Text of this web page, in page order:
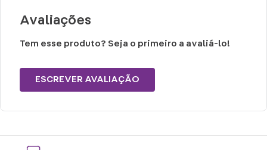
Avaliações
Tem esse produto? Seja o primeiro a avaliá-lo!
ESCREVER AVALIAÇÃO